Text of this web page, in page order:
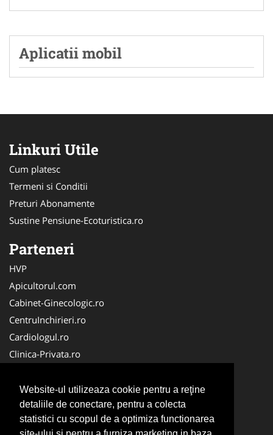
Website-ul utilizeaza cookie pentru a reţine
detaliile de conectare, pentru a colecta
statistici cu scopul de a optimiza functionarea
Aplicatii mobil
Linkuri Utile
Cum platesc
Termeni si Conditii
Preturi Abonamente
Sustine Pensiune-Ecoturistica.ro
Parteneri
HVP
Apicultorul.com
Cabinet-Ginecologic.ro
CentruInchirieri.ro
Cardiologul.ro
Clinica-Privata.ro
FirmaPieseauto.ro
Birouri-Cadastru.ro
Cabinet-Individual.ro